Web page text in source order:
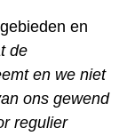
en
de
en we niet
ons gewend
regulier